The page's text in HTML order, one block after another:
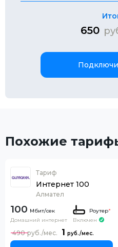
650
Похожие
Тариф
Интернет 100
Алмател
100
Домашний интернет
Роутер*
Включен
1
490